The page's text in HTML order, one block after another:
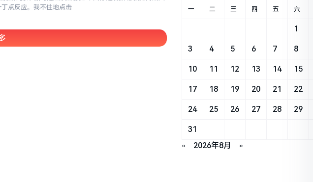
点反应。我不住地点击
« 2026年8月 »
一 二 三 四 五 六
1
3 4 5 6 7 8
10 11 12 13 14 15
17 18 19 20 21 22
24 25 26 27 28 29
31